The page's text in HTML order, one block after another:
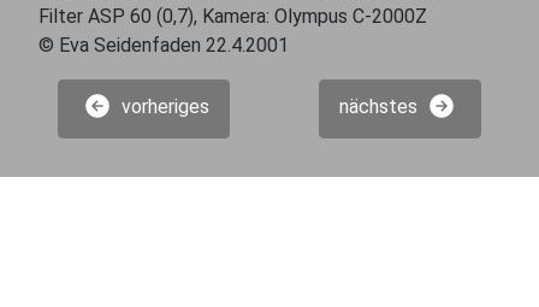
Filter ASP 60 (0,7), Kamera: Olympus C-2000Z
© Eva Seidenfaden 22.4.2001
vorheriges nächstes